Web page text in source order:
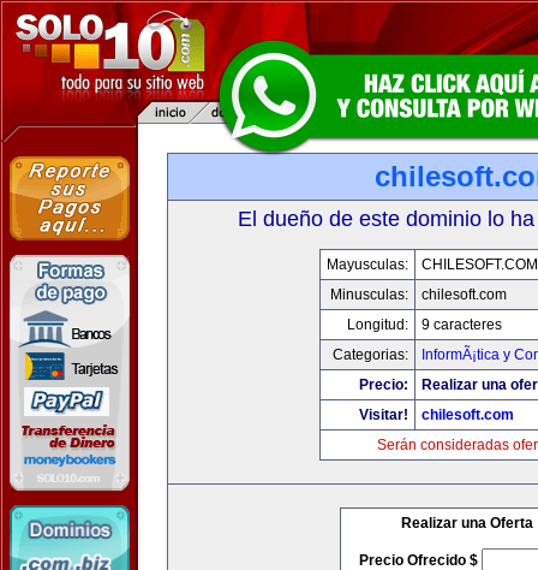
El dueño de este dominio lo
Mayusculas:
CHILESOFT.COM
Minusculas:
chilesoft.com
Longitud:
9 caracteres
Categorias:
InformÃ¡tica y
Precio:
Realizar una
Visitar!
chilesoft.com
Serán consideradas
Realizar una Oferta
Precio Ofrecido $